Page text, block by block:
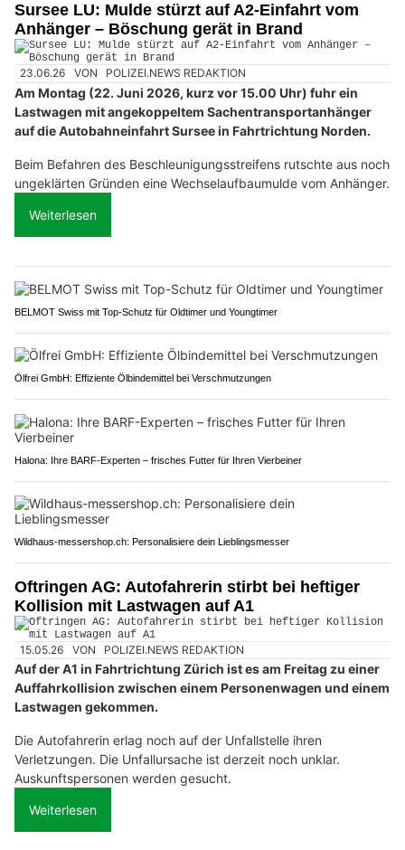
Sursee LU: Mulde stürzt auf A2-Einfahrt vom
Anhänger – Böschung gerät in Brand
23.06.26 VON POLIZEI.NEWS REDAKTION
Am Montag (22. Juni 2026, kurz vor 15.00 Uhr) fuhr ein
Lastwagen mit angekoppeltem Sachentransportanhänger
auf die Autobahneinfahrt Sursee in Fahrtrichtung Norden.
Beim Befahren des Beschleunigungsstreifens rutschte aus noch
ungeklärten Gründen eine Wechselaufbaumulde vom Anhänger.
Weiterlesen
BELMOT Swiss mit Top-Schutz für Oldtimer und Youngtimer
Ölfrei GmbH: Effiziente Ölbindemittel bei Verschmutzungen
Halona: Ihre BARF-Experten – frisches Futter für Ihren Vierbeiner
Wildhaus-messershop.ch: Personalisiere dein Lieblingsmesser
Oftringen AG: Autofahrerin stirbt bei heftiger
Kollision mit Lastwagen auf A1
15.05.26 VON POLIZEI.NEWS REDAKTION
Auf der A1 in Fahrtrichtung Zürich ist es am Freitag zu einer
Auffahrkollision zwischen einem Personenwagen und einem
Lastwagen gekommen.
Die Autofahrerin erlag noch auf der Unfallstelle ihren
Verletzungen. Die Unfallursache ist derzeit noch unklar.
Auskunftspersonen werden gesucht.
Weiterlesen